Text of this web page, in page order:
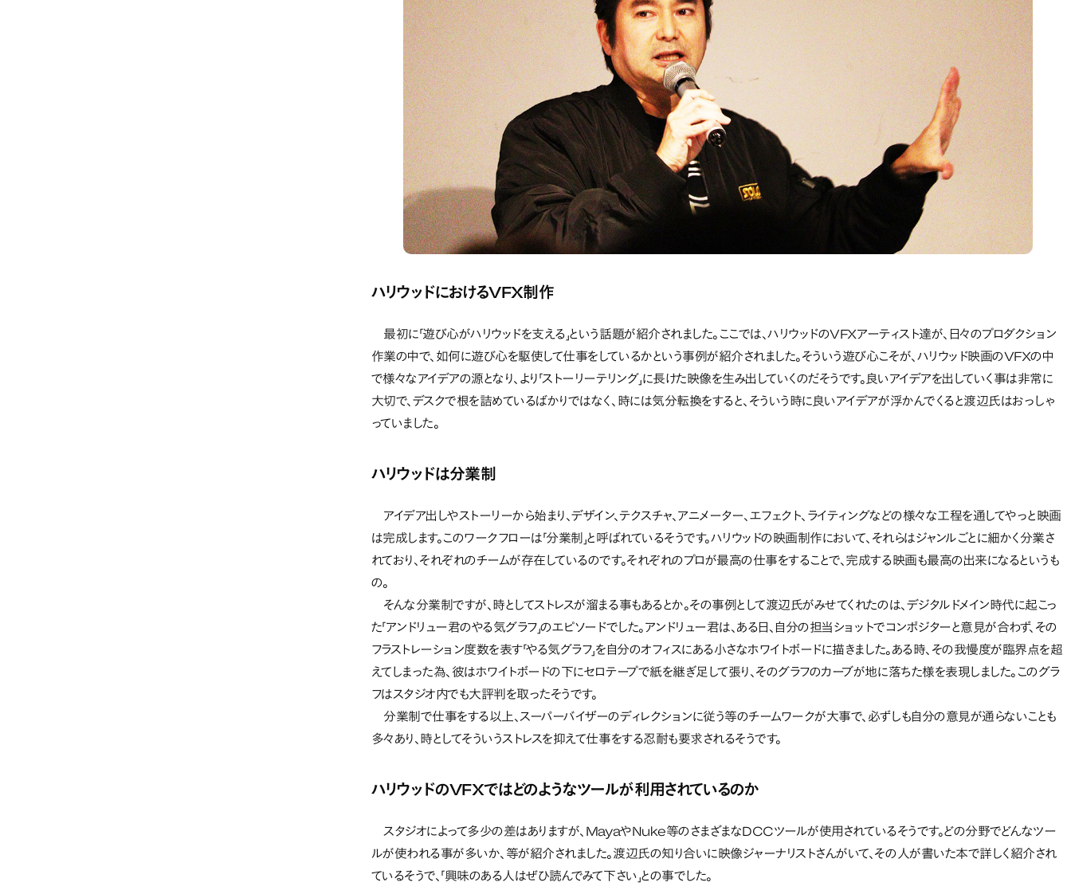
ハリウッドにおけるVFX制作
最初に「遊び心がハリウッドを支える」という話題が紹介されました。ここでは、ハリウッドのVFXアーティスト達が、日々のプロダクション
作業の中で、如何に遊び心を駆使して仕事をしているかという事例が紹介されました。そういう遊び心こそが、ハリウッド映画のVFXの中
で様々なアイデアの源となり、より「ストーリーテリング」に長けた映像を生み出していくのだそうです。良いアイデアを出していく事は非常に
大切で、デスクで根を詰めているばかりではなく、時には気分転換をすると、そういう時に良いアイデアが浮かんでくると渡辺氏はおっしゃ
っていました。
ハリウッドは分業制
アイデア出しやストーリーから始まり、デザイン、テクスチャ、アニメーター、エフェクト、ライティングなどの様々な工程を通してやっと映画
は完成します。このワークフローは「分業制」と呼ばれているそうです。ハリウッドの映画制作において、それらはジャンルごとに細かく分業さ
れており、それぞれのチームが存在しているのです。それぞれのプロが最高の仕事をすることで、完成する映画も最高の出来になるというも
の。
そんな分業制ですが、時としてストレスが溜まる事もあるとか。その事例として渡辺氏がみせてくれたのは、デジタルドメイン時代に起こっ
た「アンドリュー君のやる気グラフ」のエピソードでした。アンドリュー君は、ある日、自分の担当ショットでコンポジターと意見が合わず、その
フラストレーション度数を表す「やる気グラフ」を自分のオフィスにある小さなホワイトボードに描きました。ある時、その我慢度が臨界点を超
えてしまった為、彼はホワイトボードの下にセロテープで紙を継ぎ足して張り、そのグラフのカーブが地に落ちた様を表現しました。このグラ
フはスタジオ内でも大評判を取ったそうです。
分業制で仕事をする以上、スーパーバイザーのディレクションに従う等のチームワークが大事で、必ずしも自分の意見が通らないことも
多々あり、時としてそういうストレスを抑えて仕事をする忍耐も要求されるそうです。
ハリウッドのVFXではどのようなツールが利用されているのか
スタジオによって多少の差はありますが、MayaやNuke等のさまざまなDCCツールが使用されているそうです。どの分野でどんなツー
ルが使われる事が多いか、等が紹介されました。渡辺氏の知り合いに映像ジャーナリストさんがいて、その人が書いた本で詳しく紹介され
ているそうで、「興味のある人はぜひ読んでみて下さい」との事でした。